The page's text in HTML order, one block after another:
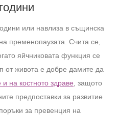
или навлиза в същинска
пременопаузата. Счита се,
яйчниковата функция се
от живота е добре дамите да
на костното здраве , защото
предпоставки за развитие
за превенция на